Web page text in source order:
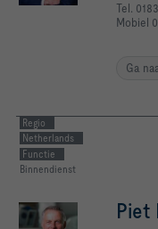
Tel.
Mobiel
Ga
Regio
Netherlands
Functie
Binnendienst
Piet